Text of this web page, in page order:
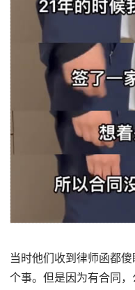
当时他们收到律师函都
个事。但是因为有合同